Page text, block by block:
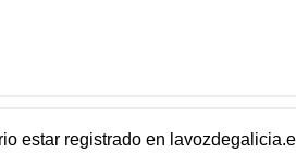
estar registradoen